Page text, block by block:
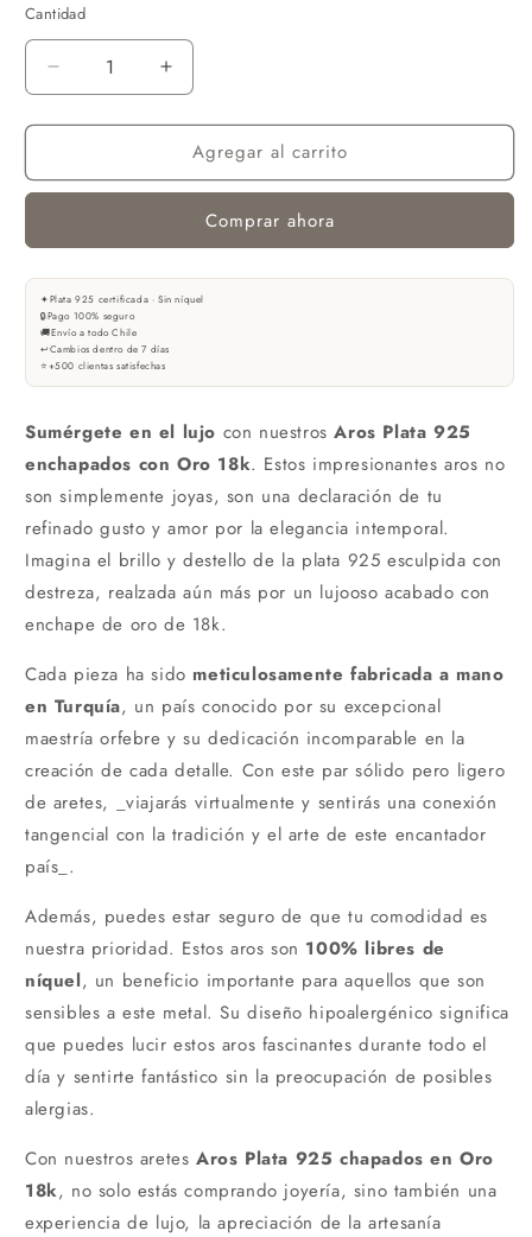
Cantidad
Reducir
cantidad
para
JAI
Aumentar
cantidad
para
ARO
JAI
Agregar al carrito
Comprar ahora
✦Plata 925 certificada · Sin níquel
🔒Pago 100% seguro
🚚Envío a todo Chile
↩Cambios dentro de 7 días
⭐+500 clientas satisfechas
Sumérgete en el lujo con nuestrosAros Plata 925
enchapados con Oro 18k. Estos impresionantes aros no
son simplemente joyas, son una declaración de tu
refinado gusto y amor por la elegancia intemporal.
Imagina el brillo y destello de la plata 925 esculpida con
destreza, realzada aún más por un lujooso acabado con
enchape de oro de 18k.
Cada pieza ha sido meticulosamente fabricada a mano
en Turquía, un país conocido por su excepcional
maestría orfebre y su dedicación incomparable en la
creación de cada detalle. Con este par sólido pero ligero
de aretes, _viajarás virtualmente y sentirás una conexión
tangencial con la tradición y el arte de este encantador
país_.
Además, puedes estar seguro de que tu comodidad es
nuestra prioridad. Estos aros son 100% libres de
níquel, un beneficio importante para aquellos que son
sensibles a este metal. Su diseño hipoalergénico significa
que puedes lucir estos aros fascinantes durante todo el
día y sentirte fantástico sin la preocupación de posibles
alergias.
Con nuestros aretes Aros Plata 925 chapados en Oro
18k, no solo estás comprando joyería, sino también una
experiencia de lujo, la apreciación de la artesanía